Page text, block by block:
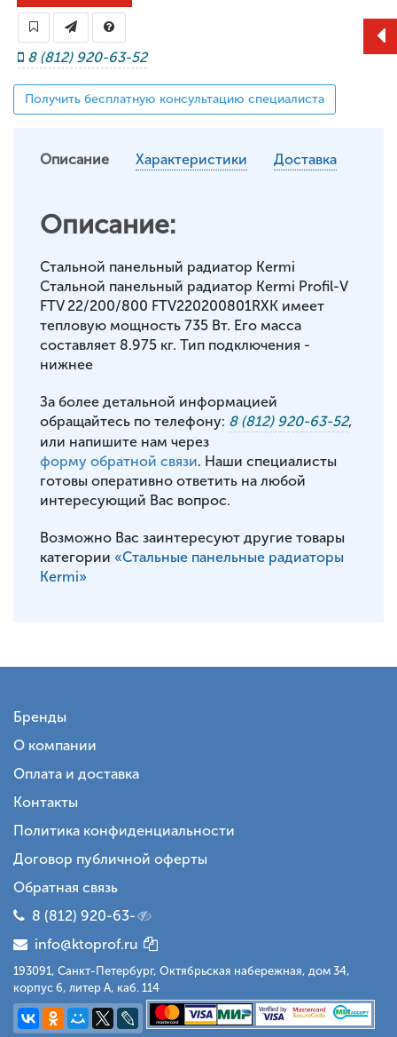
8 (812) 920-63-52
Получить бесплатную консультацию специалиста
Описание Характеристики Доставка
Описание:
Стальной панельный радиатор Kermi
Стальной панельный радиатор Kermi Profil-V
FTV 22/200/800 FTV220200801RXK имеет
тепловую мощность 735 Вт. Его масса
составляет 8.975 кг. Тип подключения -
нижнее
За более детальной информацией
обращайтесь по телефону: 8 (812) 920-63-52,
или напишите нам через
форму обратной связи. Наши специалисты
готовы оперативно ответить на любой
интересующий Вас вопрос.
Возможно Вас заинтересуют другие товары
категории «Стальные панельные радиаторы
Kermi»
Бренды
О компании
Оплата и доставка
Контакты
Политика конфиденциальности
Договор публичной оферты
Обратная связь
8 (812) 920-63-
info@ktoprof.ru
193091, Санкт-Петербург, Октябрьская набережная, дом 34,
корпус 6, литер А, каб. 114